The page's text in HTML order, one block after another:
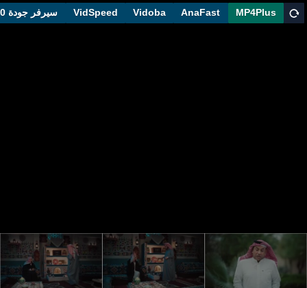
MP4Plus
AnaFast
Vidoba
VidSpeed سيرفر جودة 1080